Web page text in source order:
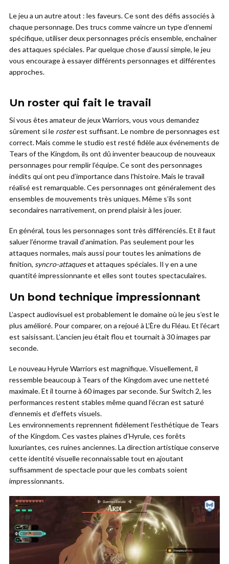
Le jeu a un autre atout : les faveurs. Ce sont des défis associés à
chaque personnage. Des trucs comme vaincre un type d’ennemi
spécifique, utiliser deux personnages précis ensemble, enchaîner
des attaques spéciales. Par quelque chose d’aussi simple, le jeu
vous encourage à essayer différents personnages et différentes
approches.
Un roster qui fait le travail
Si vous êtes amateur de jeux Warriors, vous vous demandez
sûrement si le rosterest suffisant. Le nombre de personnages est
correct. Mais comme le studio est resté fidèle aux événements de
Tears of the Kingdom, ils ont dû inventer beaucoup de nouveaux
personnages pour remplir l’équipe. Ce sont des personnages
inédits qui ont peu d’importance dans l’histoire. Mais le travail
réalisé est remarquable. Ces personnages ont généralement des
ensembles de mouvements très uniques. Même s’ils sont
secondaires narrativement, on prend plaisir à les jouer.
En général, tous les personnages sont très différenciés. Et il faut
saluer l’énorme travail d’animation. Pas seulement pour les
attaques normales, mais aussi pour toutes les animations de
finition, syncro-attaqueset attaques spéciales. Il y en a une
quantité impressionnante et elles sont toutes spectaculaires.
Un bond technique impressionnant
L’aspect audiovisuel est probablement le domaine où le jeu s’est le
plus amélioré. Pour comparer, on a rejoué à L’Ère du Fléau. Et l’écart
est saisissant. L’ancien jeu était flou et tournait à 30 images par
seconde.
Le nouveau Hyrule Warriors est magnifique. Visuellement, il
ressemble beaucoup à Tears of the Kingdom avec une netteté
maximale. Et il tourne à 60 images par seconde. Sur Switch 2, les
performances restent stables même quand l’écran est saturé
d’ennemis et d’effets visuels.
Les environnements reprennent fidèlement l’esthétique de Tears
of the Kingdom. Ces vastes plaines d’Hyrule, ces forêts
luxuriantes, ces ruines anciennes. La direction artistique conserve
cette identité visuelle reconnaissable tout en ajoutant
suffisamment de spectacle pour que les combats soient
impressionnants.